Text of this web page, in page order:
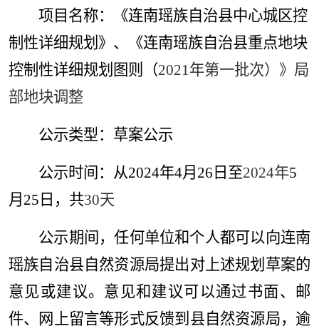
项目名称：《连南瑶族自治县中心城区控
制性详细规划》、《连南瑶族自治县重点地块
控制性详细规划图则（2021 年第一批次）》局
部地块调整
公示类型：草案公示
公示时间： 从2024年4月 26 日至2024年5
月 25 日，共30天
公示期间，任何单位和个人都可以向连南
瑶族自治县自然资源局提出对上述规划草案的
意见或建议。意见和建议可以通过书面、邮
件、网上留言等形式反馈到县自然资源局，逾